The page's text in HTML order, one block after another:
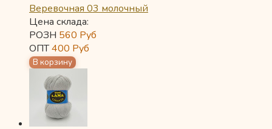
Веревочная 03 молочный
Цена склада:
РОЗН 560 Руб
ОПТ400 Руб